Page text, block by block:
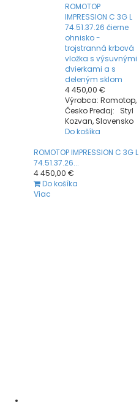
ROMOTOP
IMPRESSION C 3G L
74.51.37.26 čierne
ohnisko -
trojstranná krbová
vložka s výsuvnými
dvierkami a s
deleným sklom
4 450,00 €
Výrobca: Romotop,
Česko Predaj: Styl
Kozvan, Slovensko
Do košíka
ROMOTOP IMPRESSION C 3G L
74.51.37.26...
4 450,00 €
Do košíka
Viac